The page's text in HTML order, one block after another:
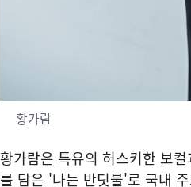
황가람
황가람은 특유의 허스키한 보
를 담은 '나는 반딧불'로 국내